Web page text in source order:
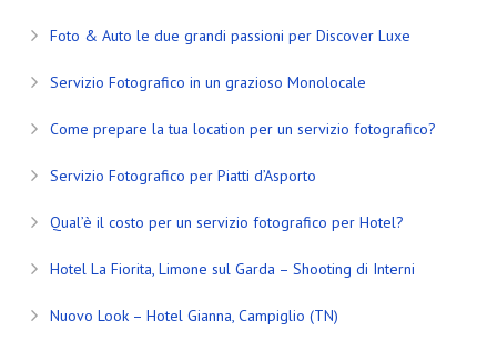
Foto & Auto le due grandi passioni per Discover Luxe
Servizio Fotografico in un grazioso Monolocale
Come prepare la tua location per un servizio fotografico?
Servizio Fotografico per Piatti d’Asporto
Qual’è il costo per un servizio fotografico per Hotel?
Hotel La Fiorita, Limone sul Garda – Shooting di Interni
Nuovo Look – Hotel Gianna, Campiglio (TN)